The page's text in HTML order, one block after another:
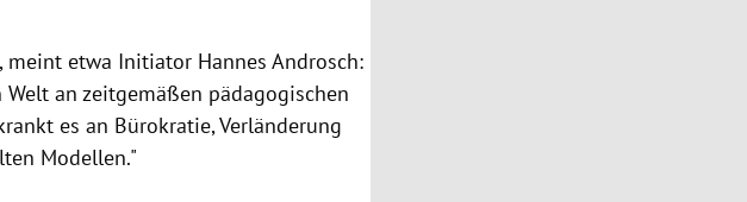
etwa Initiator Hannes Androsch:
an zeitgemäßen pädagogischen
es an Bürokratie, Verländerung
Modellen."